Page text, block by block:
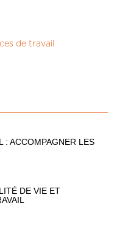
de travail
: ACCOMPAGNER LES
DE VIE ET